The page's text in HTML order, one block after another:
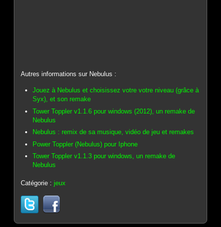
Autres informations sur Nebulus :
Jouez à Nebulus et choisissez votre votre niveau (grâce à
Syx), et son remake
Tower Toppler v1.1.6 pour windows (2012), un remake de
Nebulus
Nebulus : remix de sa musique, vidéo de jeu et remakes
Power Toppler (Nebulus) pour Iphone
Tower Toppler v1.1.3 pour windows, un remake de
Nebulus
Catégorie :jeux